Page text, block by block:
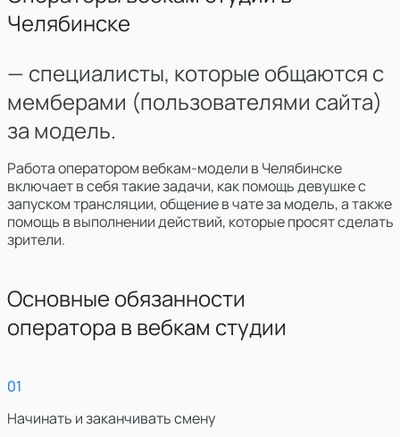
Челябинске
— специалисты, которые общаются с
мемберами (пользователями сайта)
за модель.
Работа оператором вебкам-модели в Челябинске
включает в себя такие задачи, как помощь девушке с
запуском трансляции, общение в чате за модель, а также
помощь в выполнении действий, которые просят сделать
зрители.
Основные обязанности
оператора в вебкам студии
01
Начинать и заканчивать смену